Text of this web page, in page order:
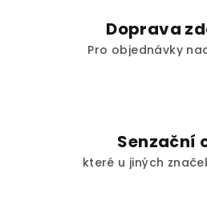
Doprava
Pro objednávky
Senzační
které u jiných